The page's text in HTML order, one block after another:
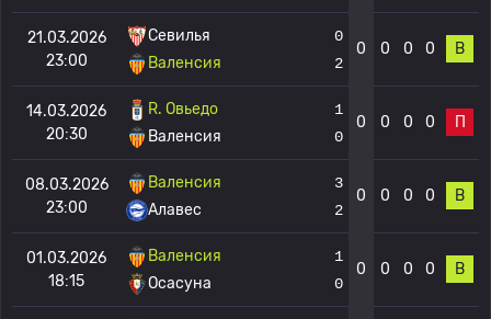
21.03.2026
23:00
Севилья
Валенсия
0
2
0 0 0 0 В
14.03.2026
20:30
R. Овьедо
Валенсия
1
0
0 0 0 0 П
08.03.2026
23:00
Валенсия
Алавес
3
2
0 0 0 0 В
01.03.2026
18:15
Валенсия
Осасуна
1
0
0 0 0 0 В